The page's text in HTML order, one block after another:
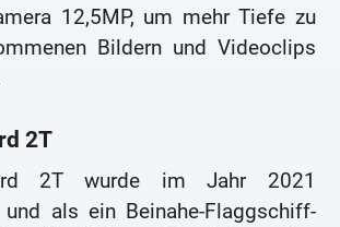
12,5MP, um mehr Tiefe zu
Bildern und Videoclips
2T
2T wurde im Jahr 2021
als ein Beinahe-Flaggschiff-